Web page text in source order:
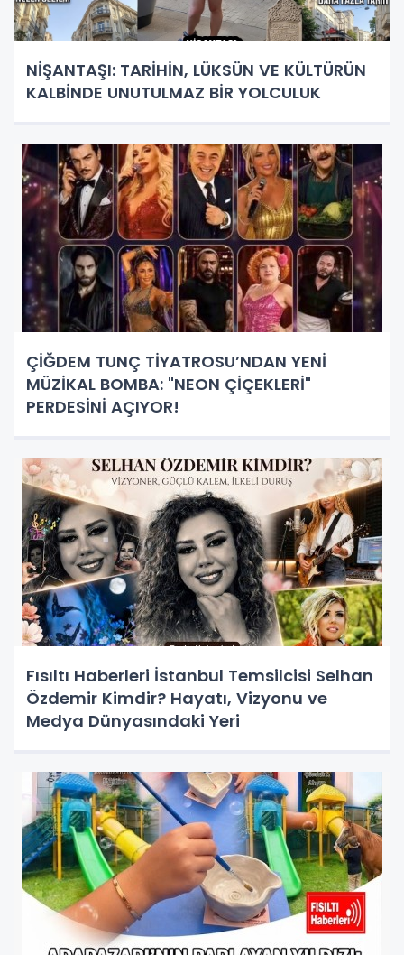
NİŞANTAŞI: TARİHİN, LÜKSÜN VE KÜLTÜRÜN
KALBİNDE UNUTULMAZ BİR YOLCULUK
ÇİĞDEM TUNÇ TİYATROSU’NDAN YENİ
MÜZİKAL BOMBA: "NEON ÇİÇEKLERİ"
PERDESİNİ AÇIYOR!
Fısıltı Haberleri İstanbul Temsilcisi Selhan
Özdemir Kimdir? Hayatı, Vizyonu ve
Medya Dünyasındaki Yeri